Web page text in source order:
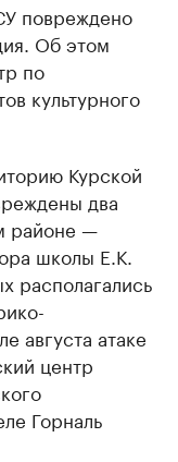
повреждено
Об этом
по
культурного
Курской
два
районе —
школы Е.К.
располагались
августа атаке
центр
Горналь